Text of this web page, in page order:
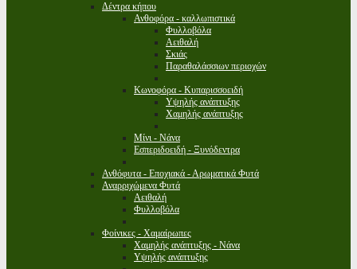
Δέντρα κήπου
Ανθοφόρα - καλλωπιστικά
Φυλλοβόλα
Αειθαλή
Σκιάς
Παραθαλάσσιων περιοχών
Κωνοφόρα - Κυπαρισσοειδή
Υψηλής ανάπτυξης
Χαμηλής ανάπτυξης
Μίνι - Νάνα
Εσπεριδοειδή - Ξυνόδεντρα
Ανθόφυτα - Εποχιακά - Αρωματικά Φυτά
Αναρριχώμενα Φυτά
Αειθαλή
Φυλλοβόλα
Φοίνικες - Χαμαίρωπες
Χαμηλής ανάπτυξης - Νάνα
Υψηλής ανάπτυξης